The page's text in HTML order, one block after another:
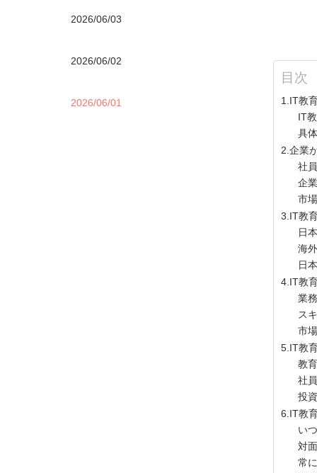
2026/06/03
2026/06/02
2026/06/01
目次
1.IT教
IT
具
2.企業
社
企
市
3.IT教
日
海
日
4.IT教
業
ス
市
5.IT教
教
社
投
6.IT教
い
対
常